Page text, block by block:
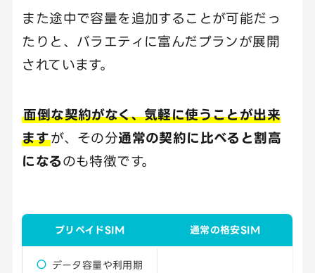
また途中で容量を追加することが可能だっ
たりと、バラエティに富んだプランが展開
されています。
面倒な契約がなく、気軽に使うことが出来
ますが、その分通常の契約に比べると割高
になるのも特徴です。
プリペイドSIM 通常の格安SIM
データ容量や利用期